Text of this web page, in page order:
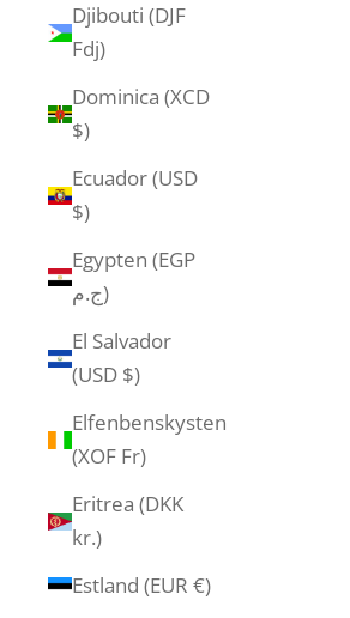
Djibouti (DJF
Fdj)
Dominica (XCD
$)
Ecuador (USD
$)
Egypten (EGP
ج.م)
El Salvador
(USD $)
Elfenbenskysten
(XOF Fr)
Eritrea (DKK
kr.)
Estland (EUR €)